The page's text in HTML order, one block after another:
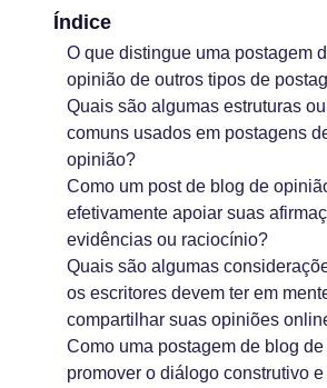
Índice
O que distingue uma postagem
opinião de outros tipos de
Quais são algumas estruturas
comuns usados em postagens
opinião?
Como um post de blog de
efetivamente apoiar suas
evidências ou raciocínio?
Quais são algumas
os escritores devem ter em
compartilhar suas opiniões
Como uma postagem de blog
promover o diálogo construtivo e